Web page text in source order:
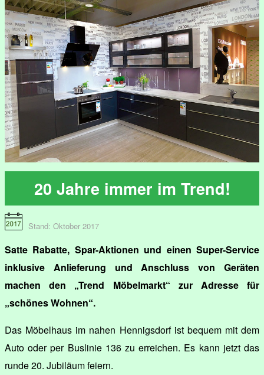
20 Jahre immer im Trend!
Stand: Oktober 2017
Satte Rabatte, Spar-Aktionen und einen Super-Service
inklusive Anlieferung und Anschluss von Geräten
machen den „Trend Möbelmarkt“ zur Adresse für
„schönes Wohnen“.
Das Möbelhaus im nahen Hennigsdorf ist bequem mit dem
Auto oder per Buslinie 136 zu erreichen. Es kann jetzt das
runde 20. Jubiläum feiern.